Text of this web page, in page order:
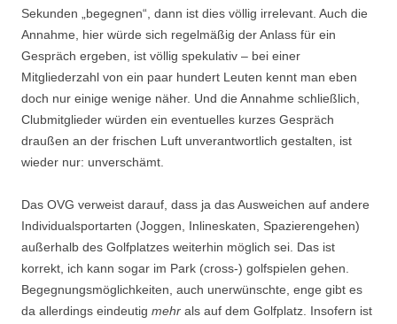
Sekunden „begegnen“, dann ist dies völlig irrelevant. Auch die
Annahme, hier würde sich regelmäßig der Anlass für ein
Gespräch ergeben, ist völlig spekulativ – bei einer
Mitgliederzahl von ein paar hundert Leuten kennt man eben
doch nur einige wenige näher. Und die Annahme schließlich,
Clubmitglieder würden ein eventuelles kurzes Gespräch
draußen an der frischen Luft unverantwortlich gestalten, ist
wieder nur: unverschämt.
Das OVG verweist darauf, dass ja das Ausweichen auf andere
Individualsportarten (Joggen, Inlineskaten, Spazierengehen)
außerhalb des Golfplatzes weiterhin möglich sei. Das ist
korrekt, ich kann sogar im Park (cross-) golfspielen gehen.
Begegnungsmöglichkeiten, auch unerwünschte, enge gibt es
da allerdings eindeutig mehr als auf dem Golfplatz. Insofern ist